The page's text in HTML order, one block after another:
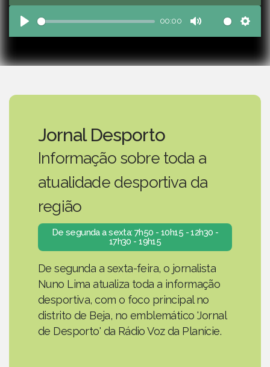
Play
00:00
Mute
Jornal Desporto
Informação sobre toda a
atualidade desportiva da
região
De segunda a sexta: 7h50 - 10h15 - 12h30 -
17h30 - 19h15
De segunda a sexta-feira, o jornalista
Nuno Lima atualiza toda a informação
desportiva, com o foco principal no
distrito de Beja, no emblemático 'Jornal
de Desporto' da Rádio Voz da Planície.